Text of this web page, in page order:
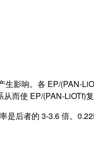
影响。各 EP/(PAN-
而使 EP/(PAN-LiOTf)
后者的 3-3.6 倍。